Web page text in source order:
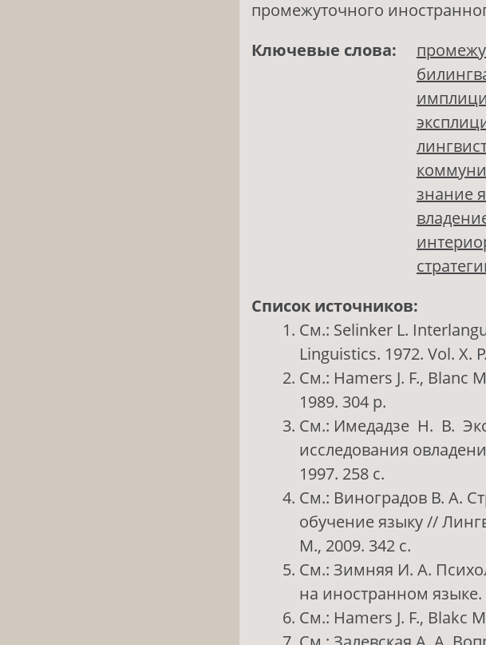
промежуточного
Ключевые слова:
знание
Список источников:
См.: Selinker L.
Linguistics. 1972. Vol. X.
См.: Hamers J. F., Blanc
1989. 304 р.
См.: Имедадзе Н. В.
исследования
1997. 258 с.
См.: Виноградов В. А.
обучение языку //
М., 2009. 342 с.
См.: Зимняя И. А.
на иностранном языке.
См.: Hamers J. F., Blakc